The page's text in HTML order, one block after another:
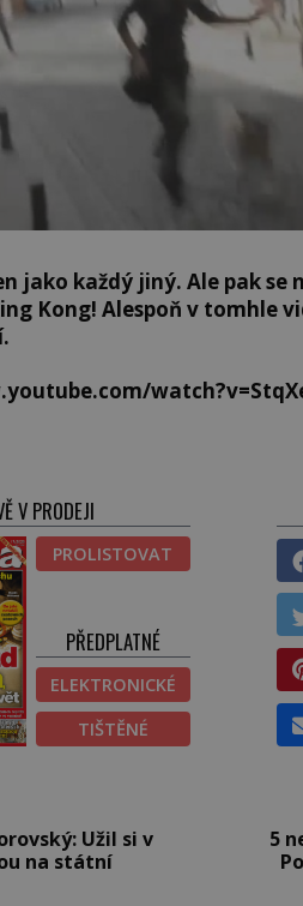
jako každý jiný. Ale pak se
Kong! Alespoň v tomhle
V PRODEJI
PROLISTOVAT
PŘEDPLATNÉ
ELEKTRONICKÉ
TIŠTĚNÉ
Užil si v
na státní
5